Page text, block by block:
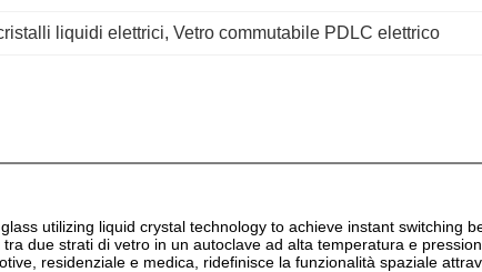
liquidi elettrici, Vetro commutabile PDLC elettrico
utilizing liquid crystal technology to achieve instant switching
due strati di vetro in un autoclave ad alta temperatura e
residenziale e medica, ridefinisce la funzionalità spaziale